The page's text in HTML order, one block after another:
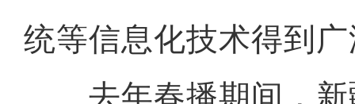
统等信息化技术得到
去年春播期间，新